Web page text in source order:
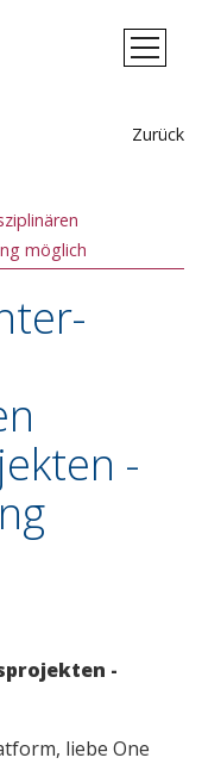
Zurück
möglich
-
-
liebe One